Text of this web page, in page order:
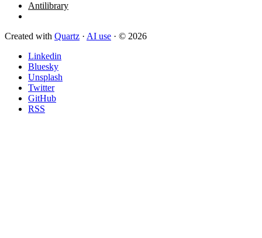
Antilibrary
Created with Quartz · AI use · © 2026
Linkedin
Bluesky
Unsplash
Twitter
GitHub
RSS